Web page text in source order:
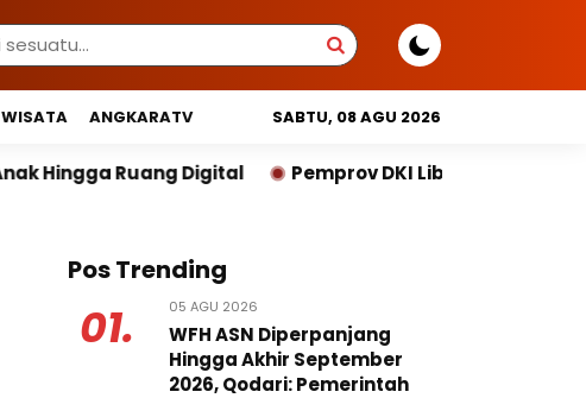
WISATA ANGKARATV SABTU, 08 AGU 2026
Pemprov DKI Libatkan Lintas Lembaga Susun Indeks
Pos Trending
01. 05 AGU 2026
WFH ASN Diperpanjang
Hingga Akhir September
2026, Qodari: Pemerintah